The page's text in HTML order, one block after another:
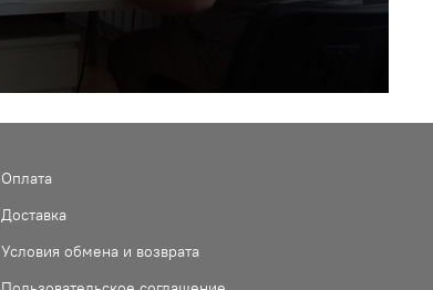
Оплата
Доставка
Условия обмена и возврата